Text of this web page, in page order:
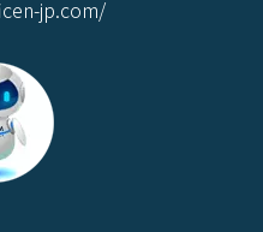
jp.com/